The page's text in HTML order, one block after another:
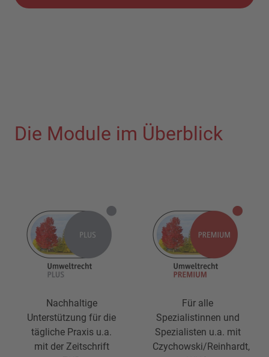
Die Module im Überblick
Nachhaltige
Unterstützung für die
tägliche Praxis u.a.
mit der Zeitschrift
Für alle
Spezialistinnen und
Spezialisten u.a. mit
Czychowski/Reinhardt,